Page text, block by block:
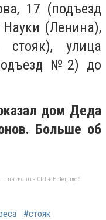
17 (подъезд
(Ленина),
улица
№2) до
дом Деда
Больше об
натисніть Ctrl + Enter, щоб
#стояк